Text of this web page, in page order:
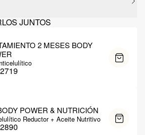
JUNTOS
2 MESES BODY
POWER & NUTRICIÓN
Reductor + Aceite Nutritivo